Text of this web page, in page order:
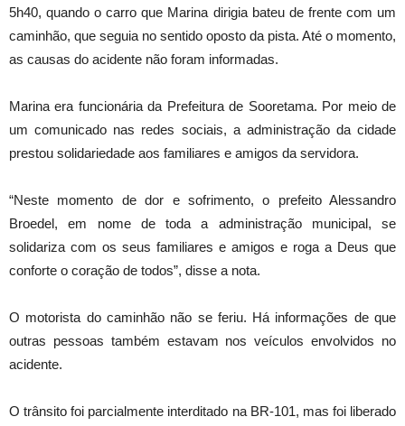
5h40, quando o carro que Marina dirigia bateu de frente com um
caminhão, que seguia no sentido oposto da pista. Até o momento,
as causas do acidente não foram informadas.
Marina era funcionária da Prefeitura de Sooretama. Por meio de
um comunicado nas redes sociais, a administração da cidade
prestou solidariedade aos familiares e amigos da servidora.
“Neste momento de dor e sofrimento, o prefeito Alessandro
Broedel, em nome de toda a administração municipal, se
solidariza com os seus familiares e amigos e roga a Deus que
conforte o coração de todos”, disse a nota.
O motorista do caminhão não se feriu. Há informações de que
outras pessoas também estavam nos veículos envolvidos no
acidente.
O trânsito foi parcialmente interditado na BR-101, mas foi liberado